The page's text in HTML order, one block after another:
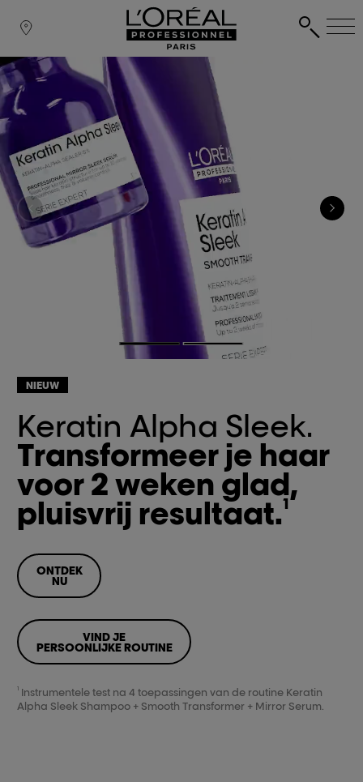
NIEUW
Keratin Alpha Sleek.
Transformeer je haar
voor 2 weken glad,
pluisvrij resultaat.1
ONTDEK
NU
VIND JE
PERSOONLIJKE ROUTINE
1
Instrumentele test na 4 toepassingen van de routine Keratin
Alpha Sleek Shampoo + Smooth Transformer + Mirror Serum.